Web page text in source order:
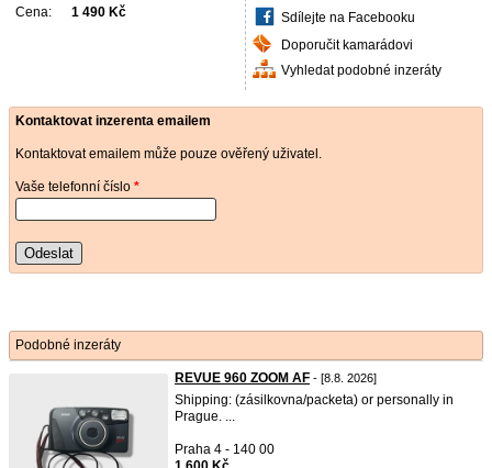
Cena: 1 490 Kč
Sdílejte na Facebooku
Doporučit kamarádovi
Vyhledat podobné inzeráty
Kontaktovat inzerenta emailem
Kontaktovat emailem může pouze ověřený uživatel.
Vaše telefonní číslo *
Odeslat
Podobné inzeráty
REVUE 960 ZOOM AF - [8.8. 2026]
Shipping: (zásilkovna/packeta) or personally in
Prague. ...
Praha 4 - 140 00